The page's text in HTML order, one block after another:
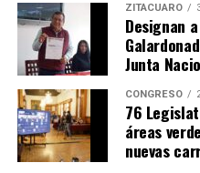
Me gusta esto:
ZITÁCUARO
Designan
Junta
CONGRESO
76
áreas
nuevas